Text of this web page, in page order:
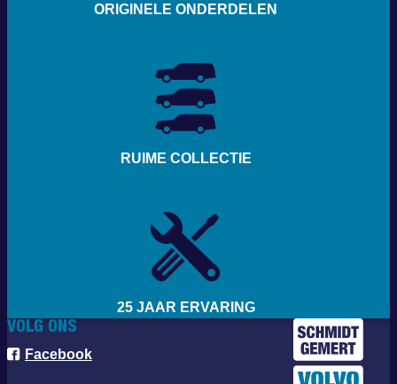
ORIGINELE ONDERDELEN
RUIME COLLECTIE
25 JAAR ERVARING
VOLG ONS
Facebook